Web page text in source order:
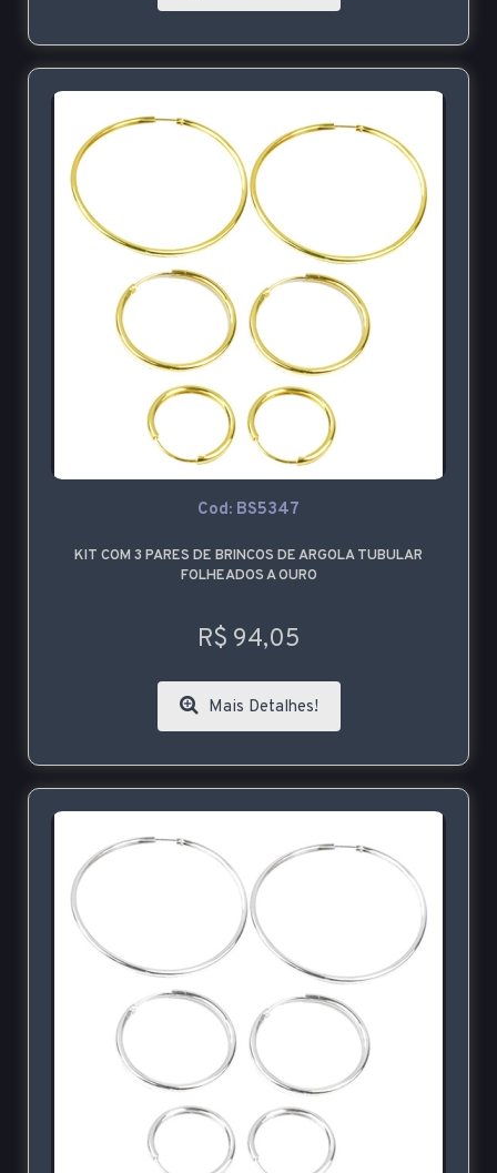
Cod: BS5347
KIT COM 3 PARES DE BRINCOS DE ARGOLA TUBULAR
FOLHEADOS A OURO
R$ 94,05
Mais Detalhes!